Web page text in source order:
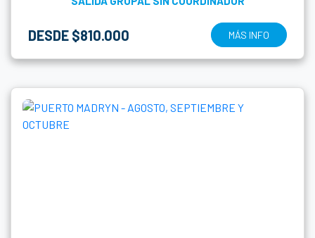
DESDE $810.000 MÁS INFO